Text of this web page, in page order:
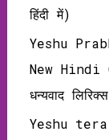
हिंदी में)
Yeshu
New Hindi
धन्‍यवाद लिरिक्‍स
Yeshu tera